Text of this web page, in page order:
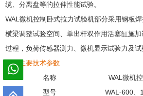
缆、分离盘等的拉伸性能试验。
WAL微机控制卧式拉力试验机部分采用钢板
横梁调整试验空间、单出杆双作用活塞缸施
过程，负荷传感器测力、微机显示试验力及试
二、主要技术参数
名称
WAL微机
型号
WAL-600、